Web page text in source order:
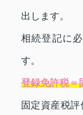
出します。
相続登記に
す。
登録免許税＝
固定資産税